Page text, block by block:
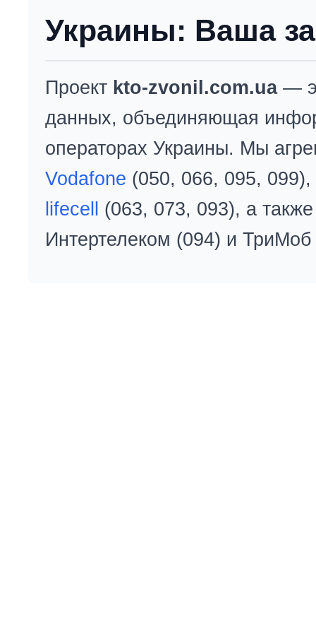
Украины: Ваша
Проект kto-zvonil.com.ua—
данных, объединяющая
операторах Украины. Мы
Vodafone (050, 066, 095, 099),
lifecell
(063, 073, 093), а
Интертелеком (094) и ТриМоб